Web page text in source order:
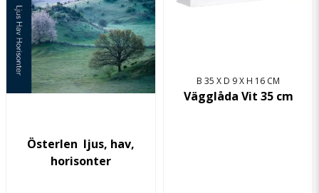
Ja, ni får publicera min fråga
Skicka fråga
Österlen  ljus, hav,
horisonter
B 35 X D 9 X H 16 CM
Vägglåda Vit 35 cm